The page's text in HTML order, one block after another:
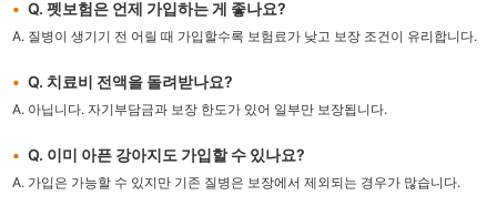
Q. 펫보험은 언제 가입하는 게 좋나요?
A. 질병이 생기기 전 어릴 때 가입할수록 보험료가 낮고 보장 조건이 유리합니다.
Q. 치료비 전액을 돌려받나요?
A. 아닙니다. 자기부담금과 보장 한도가 있어 일부만 보장됩니다.
Q. 이미 아픈 강아지도 가입할 수 있나요?
A. 가입은 가능할 수 있지만 기존 질병은 보장에서 제외되는 경우가 많습니다.